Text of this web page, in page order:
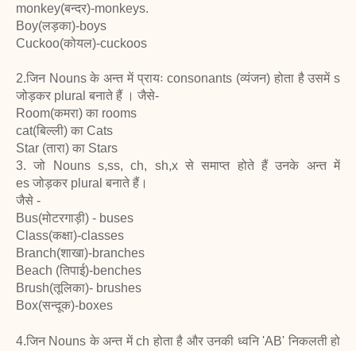
monkey(बन्दर)-monkeys.
Boy(लड़का)-boys
Cuckoo(कोयल)-cuckoos
2.जिन Nouns के अन्त में प्रायः consonants (व्यंजन) होता है उसमें s
जोड़कर plural बनाते हैं । जैसे-
Room(कमरा) का rooms
cat(बिल्ली) का Cats
Star (तारा) का Stars
3. जो Nouns s,ss, ch, sh,x से समाप्त होते हैं उनके अन्त में
es जोड़कर plural बनाते हैं।
जैसे -
Bus(मोटरगाड़ी) - buses
Class(कक्षा)-classes
Branch(शाखा)-branches
Beach (तिपाई)-benches
Brush(तूलिका)- brushes
Box(सन्दूक)-boxes
4.जिन Nouns के अन्त में ch होता है और उनकी ध्वनि 'AB' निकलती हो